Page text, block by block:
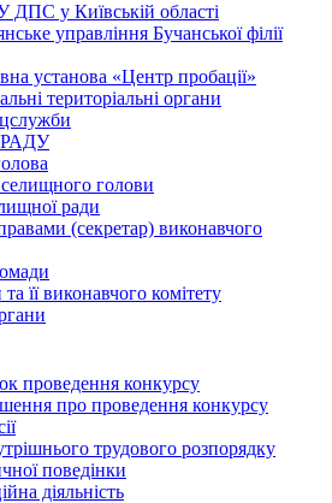
ДПС у Київській області
управління Бучанської філії
установа «Центр пробації»
територіальні органи
голови
ради
(секретар) виконавчого
її виконавчого комітету
проведення конкурсу
про проведення конкурсу
трудового розпорядку
поведінки
діяльність